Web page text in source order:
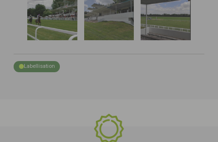
Labellisation